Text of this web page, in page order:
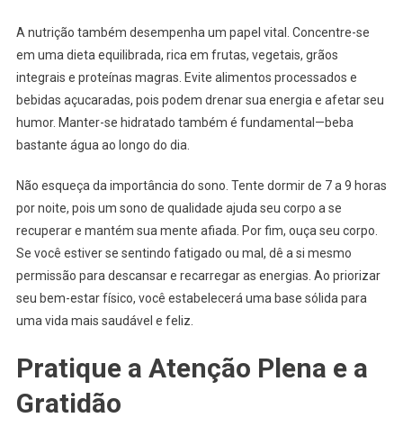
A nutrição também desempenha um papel vital. Concentre-se
em uma dieta equilibrada, rica em frutas, vegetais, grãos
integrais e proteínas magras. Evite alimentos processados e
bebidas açucaradas, pois podem drenar sua energia e afetar seu
humor. Manter-se hidratado também é fundamental—beba
bastante água ao longo do dia.
Não esqueça da importância do sono. Tente dormir de 7 a 9 horas
por noite, pois um sono de qualidade ajuda seu corpo a se
recuperar e mantém sua mente afiada. Por fim, ouça seu corpo.
Se você estiver se sentindo fatigado ou mal, dê a si mesmo
permissão para descansar e recarregar as energias. Ao priorizar
seu bem-estar físico, você estabelecerá uma base sólida para
uma vida mais saudável e feliz.
Pratique a Atenção Plena e a
Gratidão